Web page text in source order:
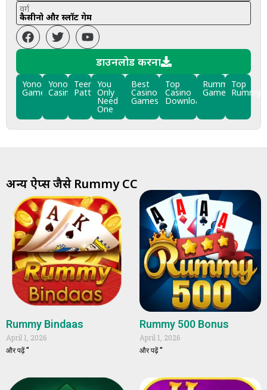
वर्ग
कैसीनो और स्लॉट गेम
डाउनलोड करना
Yono
Games
Yono
Casino
Teen
Patti
You
Only
Need
One
Best
Casino
Games
Top
Casino
Downloads
Rummy
Games
Top
Rummy
अन्य ऐप्स जैसे Rummy CC
Rummy Bindaas
April 1, 2026
और पढ़ें "
Rummy 500 Bonus
April 1, 2026
और पढ़ें "